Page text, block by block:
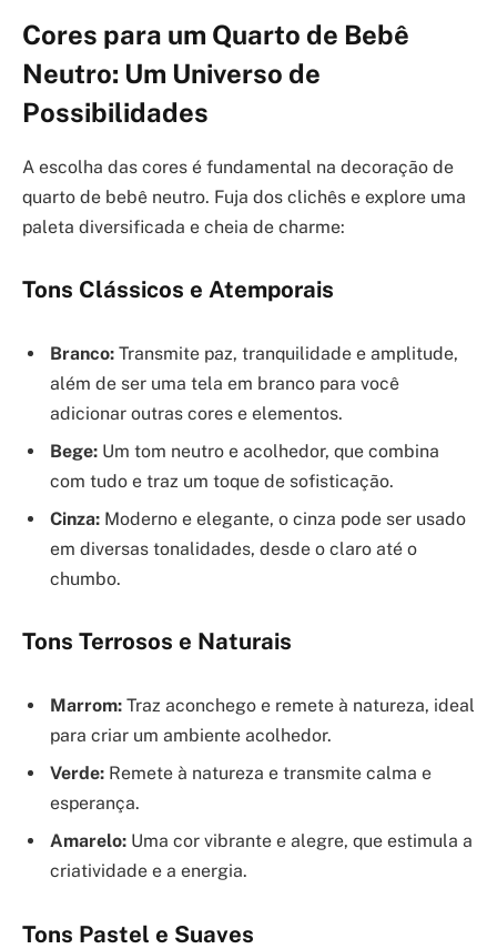
Cores para um Quarto de Bebê
Neutro: Um Universo de
Possibilidades
A escolha das cores é fundamental na decoração de
quarto de bebê neutro. Fuja dos clichês e explore uma
paleta diversificada e cheia de charme:
Tons Clássicos e Atemporais
Branco: Transmite paz, tranquilidade e amplitude,
além de ser uma tela em branco para você
adicionar outras cores e elementos.
Bege: Um tom neutro e acolhedor, que combina
com tudo e traz um toque de sofisticação.
Cinza: Moderno e elegante, o cinza pode ser usado
em diversas tonalidades, desde o claro até o
chumbo.
Tons Terrosos e Naturais
Marrom: Traz aconchego e remete à natureza, ideal
para criar um ambiente acolhedor.
Verde: Remete à natureza e transmite calma e
esperança.
Amarelo: Uma cor vibrante e alegre, que estimula a
criatividade e a energia.
Tons Pastel e Suaves